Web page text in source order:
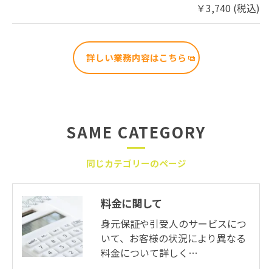
￥3,740 (税込)
詳しい業務内容はこちら
同じカテゴリーのページ
SAME CATEGORY
料金に関して
身元保証や引受人のサービスにつ
いて、お客様の状況により異なる
料金について詳しく…